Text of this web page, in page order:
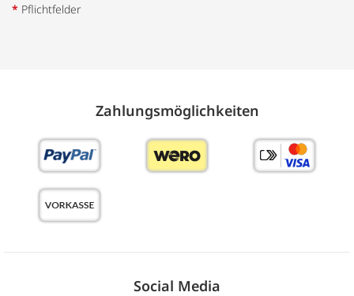
* Pflichtfelder
Zahlungs­möglich­keiten
Social Media